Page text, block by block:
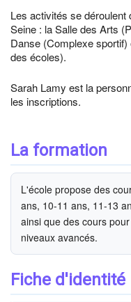
Les activités se
Seine : la Salle des Arts
Danse (Complexe
des écoles).
Sarah Lamy est la
les inscriptions.
La formation
L'école propose des
ans, 10-11 ans, 11-13
ainsi que des cours
niveaux avancés.
Fiche d'identité